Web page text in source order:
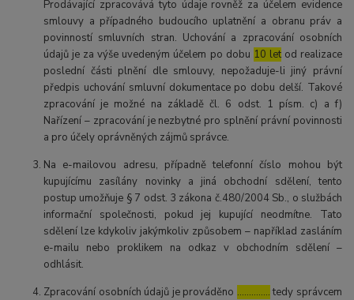
Prodávající zpracovává tyto údaje rovněž za účelem evidence
smlouvy a případného budoucího uplatnění a obranu práv a
povinností smluvních stran. Uchování a zpracování osobních
údajů je za výše uvedeným účelem po dobu 10 letod realizace
poslední části plnění dle smlouvy, nepožaduje-li jiný právní
předpis uchování smluvní dokumentace po dobu delší. Takové
zpracování je možné na základě čl. 6 odst. 1 písm. c) a f)
Nařízení – zpracování je nezbytné pro splnění právní povinnosti
a pro účely oprávněných zájmů správce.
Na e-mailovou adresu, případně telefonní číslo mohou být
kupujícímu zasílány novinky a jiná obchodní sdělení, tento
postup umožňuje § 7 odst. 3 zákona č.480/2004 Sb., o službách
informační společnosti, pokud jej kupující neodmítne. Tato
sdělení lze kdykoliv jakýmkoliv způsobem – například zasláním
e-mailu nebo proklikem na odkaz v obchodním sdělení –
odhlásit.
Zpracování osobních údajů je prováděno …………..tedy správcem